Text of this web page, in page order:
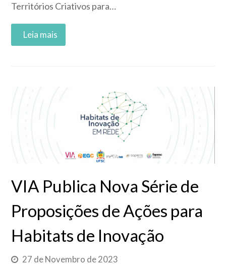
Territórios Criativos para…
VIA Publica Nova Série de
Proposições de Ações para
Habitats de Inovação
27 de Novembro de 2023